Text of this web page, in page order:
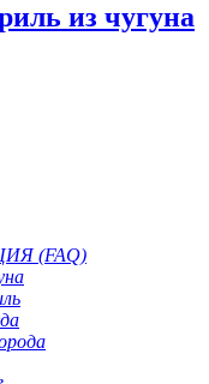
из чугуна
(FAQ)